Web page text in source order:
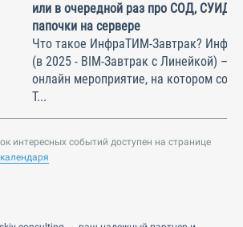
или в очередной раз про СОД, СУИД и
папочки на сервере
Что такое ИнфраТИМ-Завтрак?
(в 2025 - BIM-Завтрак с Линейкой) –
онлайн мероприятие, на котором
Т...
интересных событий доступен на странице